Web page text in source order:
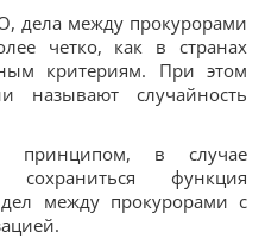
дела между прокурорами
четко, как в странах
критериям. При этом
называют случайность
принципом, в случае
функция
между прокурорами с